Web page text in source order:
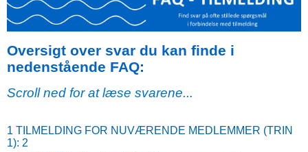
Oversigt over svar du kan finde i
nedenstående FAQ:
Scroll ned for at læse svarene...
1 TILMELDING FOR NUVÆRENDE MEDLEMMER (TRIN
1): 2